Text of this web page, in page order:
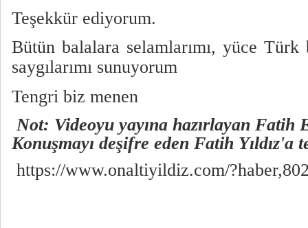
Teşekkür ediyorum.
Bütün balalara selamlarımı, yüce
saygılarımı sunuyorum
Tengri biz menen
Not: Videoyu yayına hazırlayan Fatih
Konuşmayı deşifre eden Fatih Yıldız'a
https://www.onaltiyildiz.com/